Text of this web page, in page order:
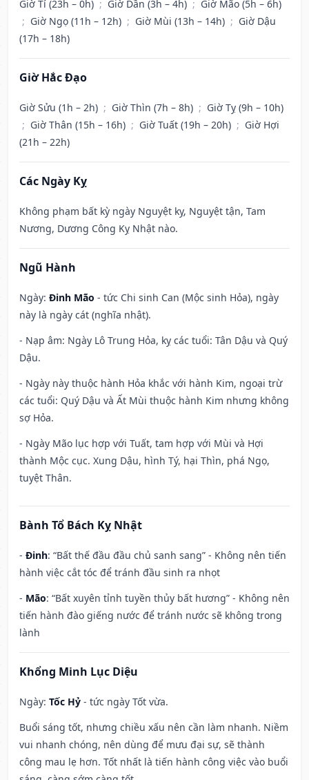
Giờ Tí (23h – 0h) ; Giờ Dần (3h – 4h) ; Giờ Mão (5h – 6h)
; Giờ Ngọ (11h – 12h) ; Giờ Mùi (13h – 14h) ; Giờ Dậu
(17h – 18h)
Giờ Hắc Đạo
Giờ Sửu (1h – 2h) ; Giờ Thìn (7h – 8h) ; Giờ Tỵ (9h – 10h)
; Giờ Thân (15h – 16h) ; Giờ Tuất (19h – 20h) ; Giờ Hợi
(21h – 22h)
Các Ngày Kỵ
Không phạm bất kỳ ngày Nguyệt kỵ, Nguyệt tận, Tam
Nương, Dương Công Kỵ Nhật nào.
Ngũ Hành
Ngày: Đinh Mão - tức Chi sinh Can (Mộc sinh Hỏa), ngày
này là ngày cát (nghĩa nhật).
- Nạp âm: Ngày Lô Trung Hỏa, kỵ các tuổi: Tân Dậu và Quý
Dậu.
- Ngày này thuộc hành Hỏa khắc với hành Kim, ngoại trừ
các tuổi: Quý Dậu và Ất Mùi thuộc hành Kim nhưng không
sợ Hỏa.
- Ngày Mão lục hợp với Tuất, tam hợp với Mùi và Hợi
thành Mộc cục. Xung Dậu, hình Tý, hại Thìn, phá Ngọ,
tuyệt Thân.
Bành Tổ Bách Kỵ Nhật
- Đinh: “Bất thế đầu đầu chủ sanh sang” - Không nên tiến
hành việc cắt tóc để tránh đầu sinh ra nhọt
- Mão: “Bất xuyên tỉnh tuyền thủy bất hương” - Không nên
tiến hành đào giếng nước để tránh nước sẽ không trong
lành
Khổng Minh Lục Diệu
Ngày: Tốc Hỷ - tức ngày Tốt vừa.
Buổi sáng tốt, nhưng chiều xấu nên cần làm nhanh. Niềm
vui nhanh chóng, nên dùng để mưu đại sự, sẽ thành
công mau lẹ hơn. Tốt nhất là tiến hành công việc vào buổi